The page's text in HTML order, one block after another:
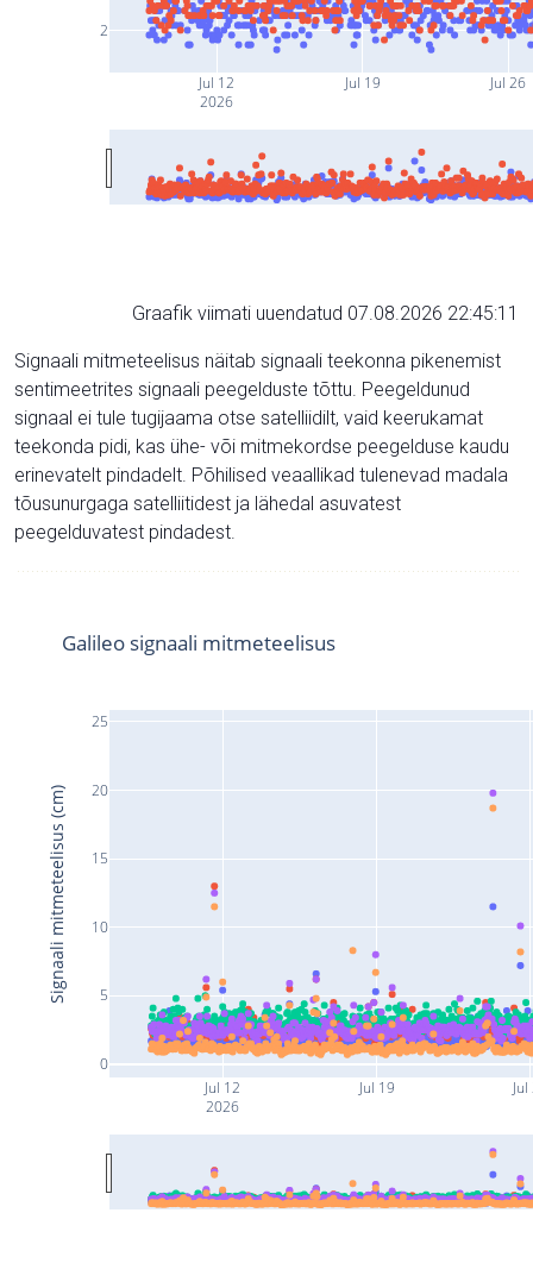
Jul 12
2026
Jul 19 Jul 26
2
Graafik viimati uuendatud 07.08.2026 22:45:11
Signaali mitmeteelisus näitab signaali teekonna pikenemist
sentimeetrites signaali peegelduste tõttu. Peegeldunud
signaal ei tule tugijaama otse satelliidilt, vaid keerukamat
teekonda pidi, kas ühe- või mitmekordse peegelduse kaudu
erinevatelt pindadelt. Põhilised veaallikad tulenevad madala
tõusunurgaga satelliitidest ja lähedal asuvatest
peegelduvatest pindadest.
Jul 12
2026
Jul 19
0
5
10
15
20
25
Galileo signaali mitmeteelisus
Signaali mitmeteelisus (cm)